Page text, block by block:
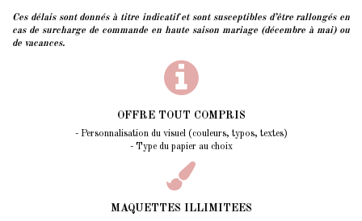
Ces délais sont donnés à titre indicatif et sont susceptibles d’être rallongés en
cas de surcharge de commande en haute saison mariage (décembre à mai) ou
de vacances.
OFFRE TOUT COMPRIS
- Personnalisation du visuel (couleurs, typos, textes)
- Type du papier au choix
MAQUETTES ILLIMITEES